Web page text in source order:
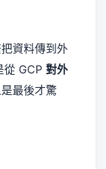
資料傳到外
從 GCP 對外
最後才驚